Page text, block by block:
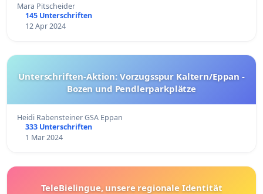
Mara Pitscheider
145 Unterschriften
12 Apr 2024
Unterschriften-Aktion: Vorzugsspur Kaltern/Eppan -
Bozen und Pendlerparkplätze
Heidi Rabensteiner GSA Eppan
333 Unterschriften
1 Mar 2024
TeleBielingue, unsere regionale Identität